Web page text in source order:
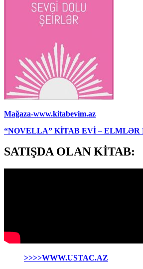
Mağaza-www.kitabevim.az
“NOVELLA” KİTAB EVİ –
SATIŞDA OLAN KİTAB:
>>>>WWW.USTAC.AZ